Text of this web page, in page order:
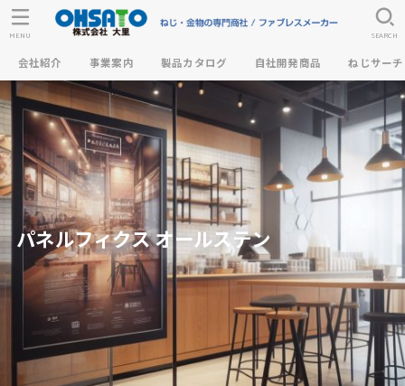
会社紹介 事業案内 製品カタログ 自社開発商品 ねじサーチ
SEARCH
MENU
パネルフィクス オールステン